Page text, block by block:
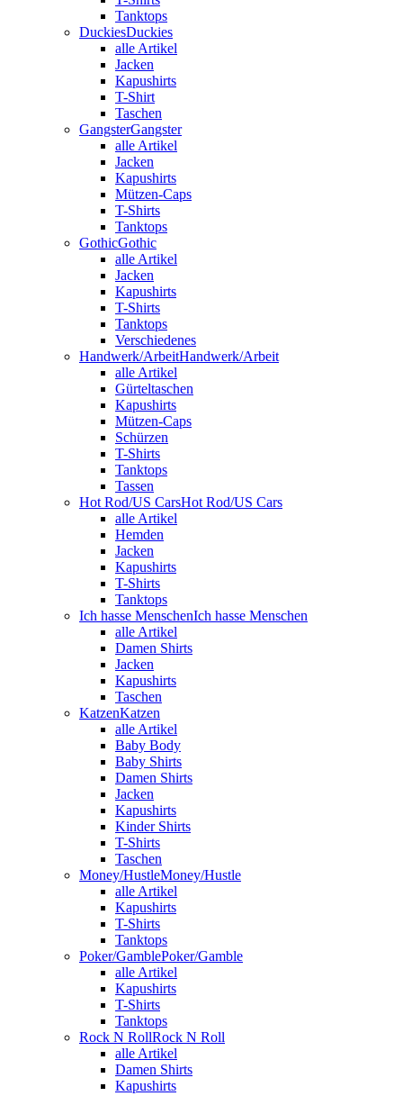
Tanktops
DuckiesDuckies
alle Artikel
Jacken
Kapushirts
T-Shirt
Taschen
GangsterGangster
alle Artikel
Jacken
Kapushirts
Mützen-Caps
T-Shirts
Tanktops
GothicGothic
alle Artikel
Jacken
Kapushirts
T-Shirts
Tanktops
Verschiedenes
Handwerk/ArbeitHandwerk/Arbeit
alle Artikel
Gürteltaschen
Kapushirts
Mützen-Caps
Schürzen
T-Shirts
Tanktops
Tassen
Hot Rod/US CarsHot Rod/US Cars
alle Artikel
Hemden
Jacken
Kapushirts
T-Shirts
Tanktops
Ich hasse MenschenIch hasse Menschen
alle Artikel
Damen Shirts
Jacken
Kapushirts
Taschen
KatzenKatzen
alle Artikel
Baby Body
Baby Shirts
Damen Shirts
Jacken
Kapushirts
Kinder Shirts
T-Shirts
Taschen
Money/HustleMoney/Hustle
alle Artikel
Kapushirts
T-Shirts
Tanktops
Poker/GamblePoker/Gamble
alle Artikel
Kapushirts
T-Shirts
Tanktops
Rock N RollRock N Roll
alle Artikel
Damen Shirts
Kapushirts